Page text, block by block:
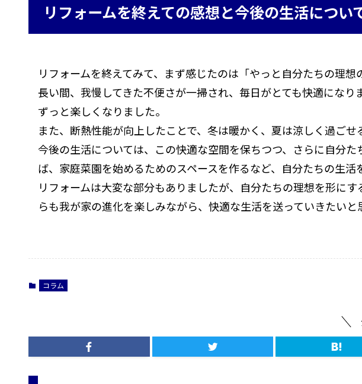
リフォームを終えての感想と今後の生活につい
リフォームを終えてみて、まず感じたのは「やっと自分たちの理想
長い間、我慢してきた不便さが一掃され、毎日がとても快適にな
ずっと楽しくなりました。
また、断熱性能が向上したことで、冬は暖かく、夏は涼しく過ご
今後の生活については、この快適な空間を保ちつつ、さらに自分
ば、家庭菜園を始めるためのスペースを作るなど、自分たちの生
リフォームは大変な部分もありましたが、自分たちの理想を形に
らも我が家の進化を楽しみながら、快適な生活を送っていきたいと
コラム